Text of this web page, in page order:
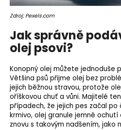
Zdroj: Pexels.com
Jak správně
olej psovi?
Konopný olej můžete jednoduše
Většina psů přijme olej bez
jejich běžnou stravou, protože
oříškovou chuť a vůni. Majitelé
případech, že jejich pes začal
krmivo, olej granule jemně
znovu s takovým nadšením, jako